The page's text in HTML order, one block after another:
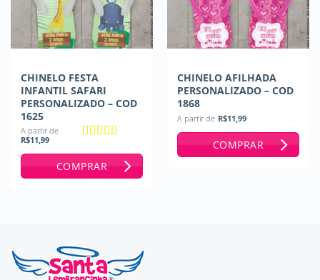
CHINELO FESTA
INFANTIL SAFARI
PERSONALIZADO – COD
1625
A partir de
R$11,99
COMPRAR
CHINELO AFILHADA
PERSONALIZADO – COD
1868
A partir de R$11,99
COMPRAR